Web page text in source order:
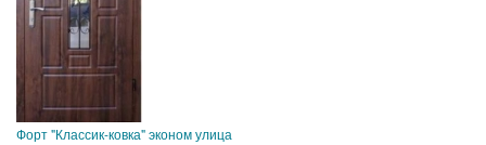
Форт "Классик-ковка" эконом улица